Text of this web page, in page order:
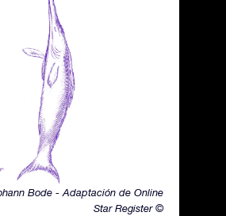
Bode - Adaptación de Online
Star Register ©